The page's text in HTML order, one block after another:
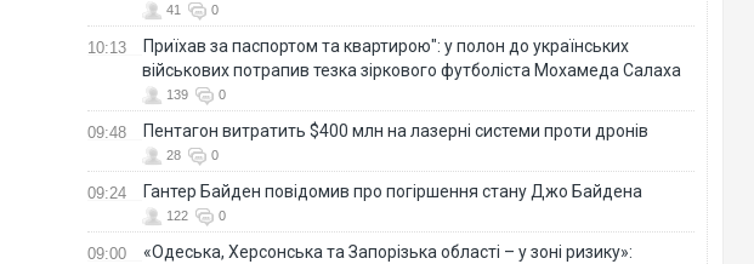
41 0
10:13
Приїхав за паспортом та квартирою": у полон до українських
військових потрапив тезка зіркового футболіста Мохамеда Салаха
139 0
09:48 Пентагон витратить $400 млн на лазерні системи проти дронів
28 0
09:24 Гантер Байден повідомив про погіршення стану Джо Байдена
122 0
09:00
«Одеська, Херсонська та Запорізька області – у зоні ризику»: